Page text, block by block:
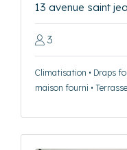
13 avenue saint
3
Climatisation • Draps
maison fourni •